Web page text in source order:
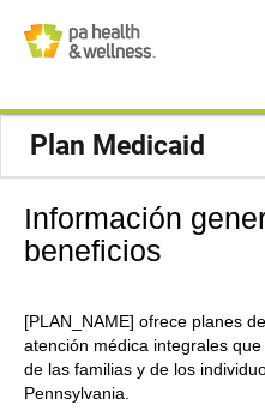
Plan Medicaid
Información
beneficios
[PLAN_NAME] ofrece planes
atención médica integrales
de las familias y de los
Pennsylvania.